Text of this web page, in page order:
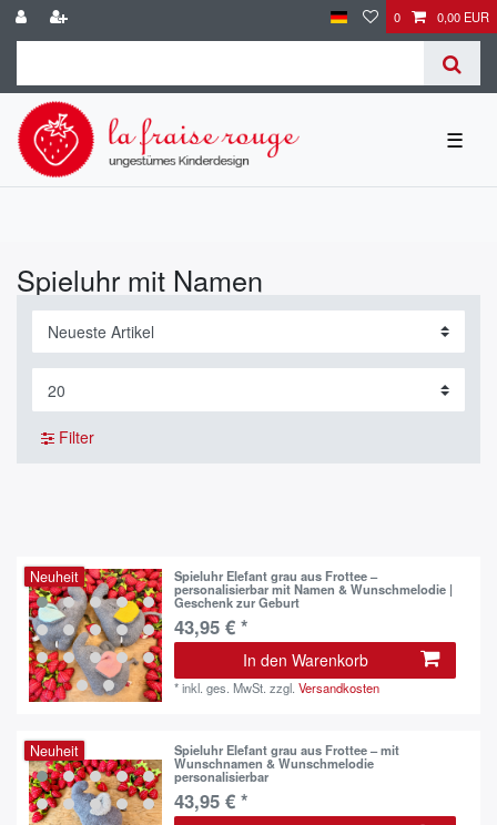
0 0,00 EUR
☰
Spieluhr mit Namen
Filter
Neuheit Spieluhr Elefant grau aus Frottee –
personalisierbar mit Namen & Wunschmelodie |
Geschenk zur Geburt
43,95 € *
In den Warenkorb
*inkl. ges. MwSt. zzgl.Versandkosten
Neuheit Spieluhr Elefant grau aus Frottee – mit
Wunschnamen & Wunschmelodie
personalisierbar
43,95 € *